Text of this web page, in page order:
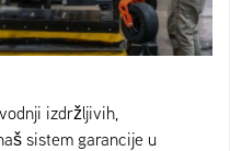
izdržljivih,
sistem garancije u